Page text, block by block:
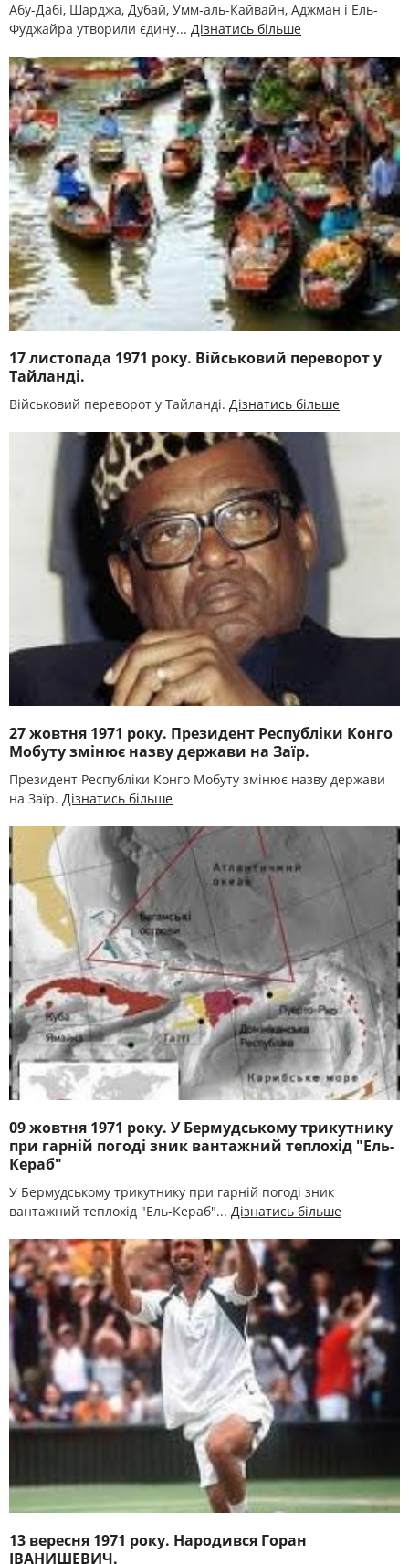
Абу-Дабі, Шарджа, Дубай, Умм-аль-Кайвайн, Аджман і Ель-
Фуджайра утворили єдину... Дізнатись більше
17 листопада 1971 року. Військовий переворот у
Тайланді.
Військовий переворот у Тайланді. Дізнатись більше
27 жовтня 1971 року. Президент Республіки Конго
Мобуту змінює назву держави на Заїр.
Президент Республіки Конго Мобуту змінює назву держави
на Заїр. Дізнатись більше
09 жовтня 1971 року. У Бермудському трикутнику
при гарній погоді зник вантажний теплохід "Ель-
Кераб"
У Бермудському трикутнику при гарній погоді зник
вантажний теплохід "Ель-Кераб"... Дізнатись більше
13 вересня 1971 року. Народився Горан
ІВАНИШЕВИЧ.